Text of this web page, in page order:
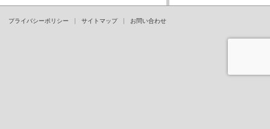
プライバシーポリシー サイトマップ お問い合わせ